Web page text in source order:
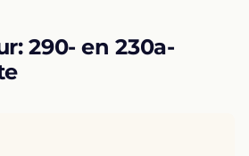
290- en 230a-